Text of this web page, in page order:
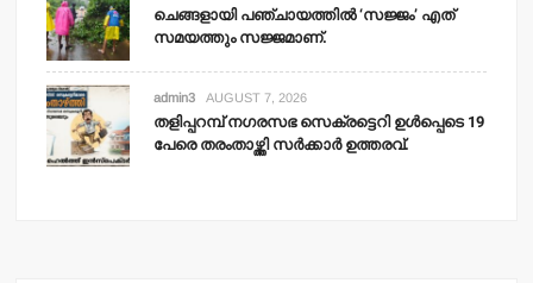
ചെങ്ങളായി പഞ്ചായത്തില്‍ ‘സജ്ജം’ എത്
സമയത്തും സജ്ജമാണ്.
admin3 AUGUST 7, 2026
തളിപ്പറമ്പ് നഗരസഭ സെക്രട്ടെറി ഉള്‍പ്പെടെ 19
പേരെ തരംതാഴ്ത്തി സര്‍ക്കാര്‍ ഉത്തരവ്.